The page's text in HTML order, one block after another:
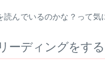
んでいるのかな？って気
ーディングをす